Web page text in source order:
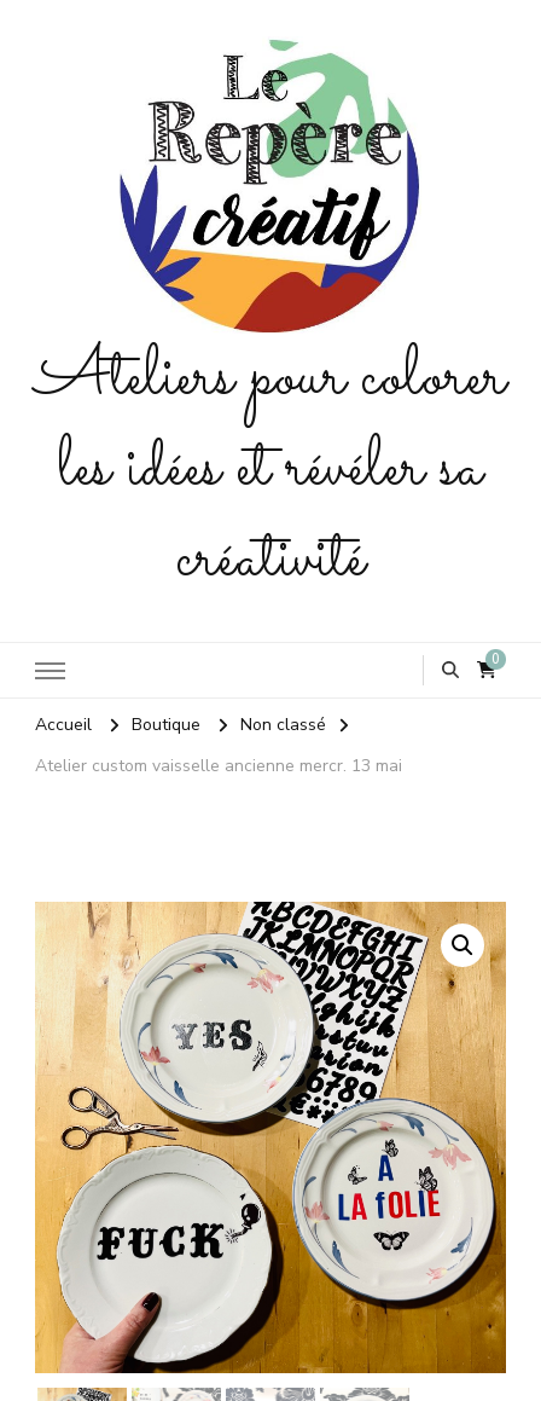
Ateliers pour colorer
les idées et révéler sa
créativité
0
Accueil Boutique
Non classé
Atelier custom vaisselle ancienne mercr. 13 mai